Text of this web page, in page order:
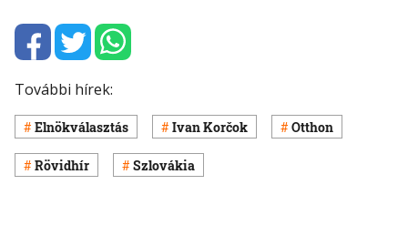
További hírek:
Elnökválasztás Ivan Korčok Otthon
Rövidhír Szlovákia